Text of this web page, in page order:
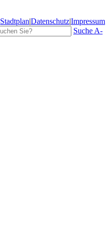
Stadtplan|Datenschutz|Impressum
Suche A-